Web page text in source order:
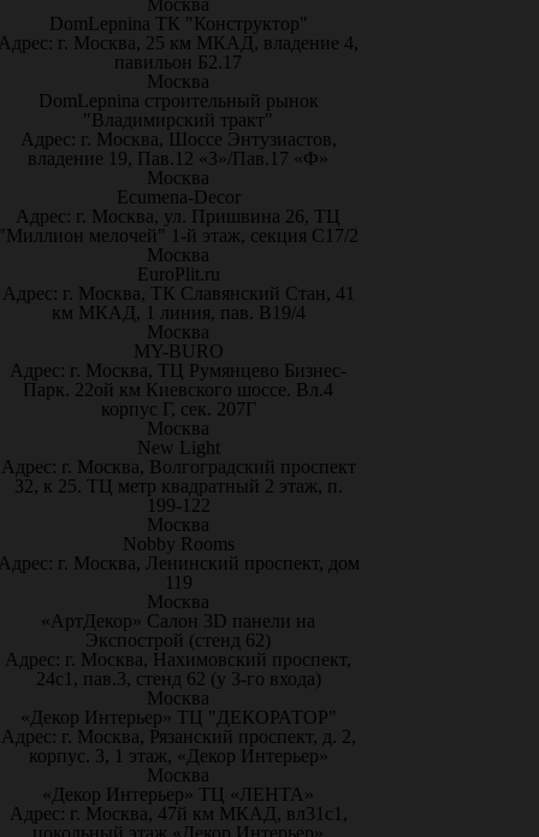
Москва
DomLepnina ТК "Конструктор"
г. Москва, 25 км МКАД, владение 4,
павильон Б2.17
Москва
DomLepnina строительный рынок
"Владимирский тракт"
Адрес: г. Москва, Шоссе Энтузиастов,
владение 19, Пав.12 «З»/Пав.17 «Ф»
Москва
Ecumena-Decor
Адрес: г. Москва, ул. Пришвина 26, ТЦ
мелочей" 1-й этаж, секция С17/2
Москва
EuroPlit.ru
Адрес: г. Москва, ТК Славянский Стан, 41
км МКАД, 1 линия, пав. В19/4
Москва
MY-BURO
Адрес: г. Москва, ТЦ Румянцево Бизнес-
Парк. 22ой км Киевского шоссе. Вл.4
корпус Г, сек. 207Г
Москва
New Light
Адрес: г. Москва, Волгоградский проспект
32, к 25. ТЦ метр квадратный 2 этаж, п.
199-122
Москва
Nobby Rooms
г. Москва, Ленинский проспект, дом
119
Москва
«АртДекор» Салон 3D панели на
Экспострой (стенд 62)
Адрес: г. Москва, Нахимовский проспект,
24с1, пав.3, стенд 62 (у 3-го входа)
Москва
«Декор Интерьер» ТЦ "ДЕКОРАТОР"
Адрес: г. Москва, Рязанский проспект, д. 2,
корпус. 3, 1 этаж, «Декор Интерьер»
Москва
«Декор Интерьер» ТЦ «ЛЕНТА»
Адрес: г. Москва, 47й км МКАД, вл31с1,
цокольный этаж «Декор Интерьер»